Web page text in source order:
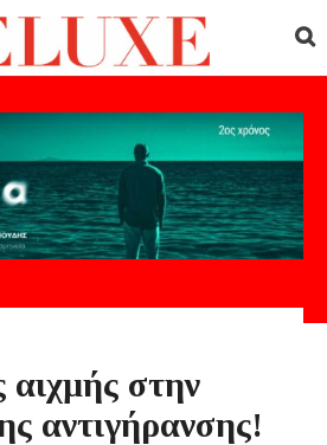
αιχμής στην
αντιγήρανσης!